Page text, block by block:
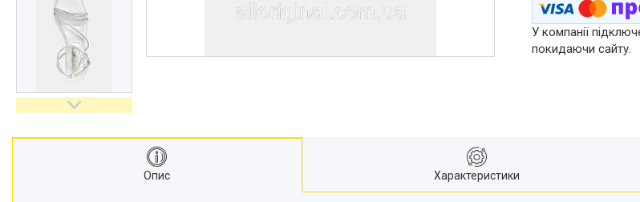
У компанії
покидаючи сайту.
Опис Характеристики